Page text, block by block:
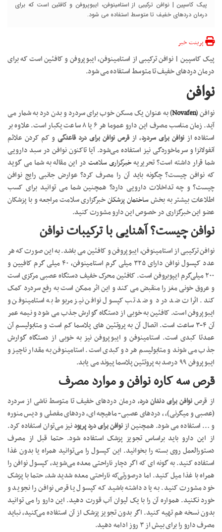
پیک کاسپین | نوافن ترکیبی از استامینوفن، ایبوپروفن و کافئین است که برای
درمان دردهای خفیف تا متوسط استفاده می شود.
پرینت خبر
پیک کاسپین | نوافن ترکیبی از استامینوفن، ایبوپروفن و کافئین است که برای
درمان دردهای خفیف تا متوسط استفاده می شود.
نوافن
نوافن (Novafen) به عنوان یک مسکن خوب برای سردرد و بدن درد به شمار می
آید. زمان مناسب مصرف این دارو عموما هر ۶ یا ۸ ساعت یکبار است. علاوه بر
استفاده از نوافن برای سردرد، ازقرص نوافن برای درد قاعدگی و کم کردن علائم
آنفولانزا و سرماخوردگی نیز استفاده می‌شود. آیا تاکنون نوافن در سبد دارویی
شما قرار داشته است؟ تحریریهخبرگزاری سلامت در این مقاله به شما می گوید
که نوافن چیست؟ چگونه باید آن را مصرف کرد؟ عوارض جانبی رایج نوافن
چیست؟ و چه تداخلات دارویی دارد؟ همچنین شما می توانید برای کسب
اطلاعات بیشتر به بخشساختمان پزشکانخبرگزاری سلامت مراجعه و با پزشکان
عضو این خبرگزاری در خصوص این دارو مشورت کنید.
نوافن چیست؟ آشنایی با ترکیبات نوافن
نوافن ترکیبی از استامینوفن، ایبوپروفن و کافئین می باشد. به این صورت که هر
عدد کپسول نوافن دارای ۳۲۵ میلی گرم استامینوفن، ۴۰ میلی گرم کافیین و
۲۰۰ میلی‌گرم ایپوبروفن است. کافئین محرک خفیف دستگاه عصبی مرکزی است
و عروق خونی مغز را منقبض می کند و این اثر ممکن است به رفع سردرد کمک
کند. اثرات ضد درد و ضد تب کپسول نوافن نیز مربوط به استامینوفن و
ایبوپروفن است. کافئین به خوبی از دستگاه گوارش جذب می شود و نیمه عمر
آن ۴-۳ ساعت است. اتصال آن به پروتئین های پلاسما کم است و متابولیسم آن
عمدتا کبدی است. استامینوفن و ایبوپروفن نیز به خوبی از دستگاه گوارش
جذب می شوند و متابولیسم هر دو کبدی است. استامینوفن به مقدار ناچیز و
ایبوپروفن ۹۹ درصد به پروتئین پلاسما پیوند می یابد.
قرص سه کاره نوافن و موارد مصرف
از قرصنوافن برای دندان درد، درمان دردهای خفیف تا متوسط ناشی از سردرد
(عصبی و میگرنی)، ، دردهای عصبی- ماهیچه ای، دردهای مفصلی و دیس منوره
و … استفاده می شود. همچنین ازنوافن برای درد پریودنیز می‌توان استفاده کرد.
از این دارو باید براساس تجویز پزشک استفاده شود. حتما قبل از مصرف
دستورالعمل روی بسته را بخوانید. این کپسول را می‌توانید همراه یا بدون غذا
استفاده کنید. به گونه ای که اگر دچار ناراحتی معده می‌شوید، کپسول نوافن را
همراه با غذا میل کنید. اما درصورتی‌که ناراحتی معده شدید شد، حتما با پزشک
خود مشورت کنید. به یاد داشته باشید که کپسول یا قرص نوافن را نجوید و
خورد نکنید. همواره آن را با یک لیوان آب قورت دهید. این دارو را می توانید
بدون نسخه هم تهیه کنید. اگر بدون تجویز پزشک از آن استفاده می‌کنید، نباید
مصرف دارو را برای بیش از ۳ روز ادامه دهید.